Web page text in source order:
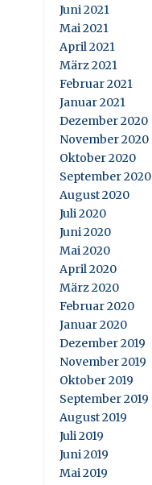
Juni 2021
Mai 2021
April 2021
März 2021
Februar 2021
Januar 2021
Dezember 2020
November 2020
Oktober 2020
September 2020
August 2020
Juli 2020
Juni 2020
Mai 2020
April 2020
März 2020
Februar 2020
Januar 2020
Dezember 2019
November 2019
Oktober 2019
September 2019
August 2019
Juli 2019
Juni 2019
Mai 2019